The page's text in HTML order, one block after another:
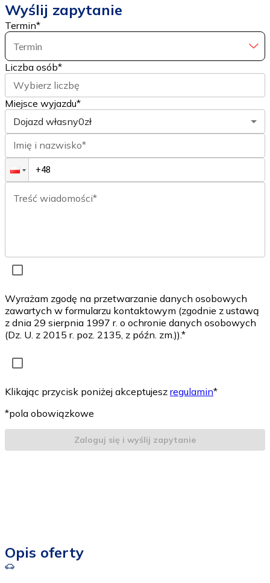
Wyślij zapytanie
Termin*
Termin
Liczba osób*
Wybierz liczbę
Miejsce wyjazdu*
Dojazd własny0zł
Imię i nazwisko*
Treść wiadomości*
Wyrażam zgodę na przetwarzanie danych osobowych
zawartych w formularzu kontaktowym (zgodnie z ustawą
z dnia 29 sierpnia 1997 r. o ochronie danych osobowych
(Dz. U. z 2015 r. poz. 2135, z późn. zm.)).*
Klikając przycisk poniżej akceptujesz regulamin*
*pola obowiązkowe
Zaloguj się i wyślij zapytanie
Opis oferty